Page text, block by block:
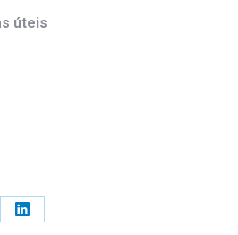
úteis
Share